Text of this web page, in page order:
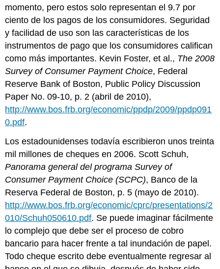
Operaciones
Bancarias
Motivo
4
Bancos
cubiertos
Reglas
Técnicas
Relación
con
clientes
Problemas
comunes
que
entre
los
bancos
sus
clientes
Pago
de
momento, pero estos solo representan el 9.7 por
ciento de los pagos de los consumidores. Seguridad
y facilidad de uso son las características de los
instrumentos de pago que los consumidores califican
como más importantes. Kevin Foster, et al., The 2008
Survey of Consumer Payment Choice, Federal
Reserve Bank of Boston, Public Policy Discussion
Paper No. 09-10, p. 2 (abril de 2010),
http://www.bos.frb.org/economic/ppdp/2009/ppdp091
0.pdf.
Los estadounidenses todavía escribieron unos treinta
mil millones de cheques en 2006. Scott Schuh,
Panorama general del programa Survey of
Consumer Payment Choice (SCPC), Banco de la
Reserva Federal de Boston, p. 5 (mayo de 2010).
http://www.bos.frb.org/economic/cprc/presentations/2
010/Schuh050610.pdf. Se puede imaginar fácilmente
lo complejo que debe ser el proceso de cobro
bancario para hacer frente a tal inundación de papel.
Todo cheque escrito debe eventualmente regresar al